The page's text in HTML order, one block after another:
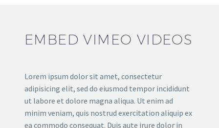
EMBED VIMEO VIDEOS
Lorem ipsum dolor sit amet, consectetur
adipisicing elit, sed do eiusmod tempor incididunt
ut labore et dolore magna aliqua. Ut enim ad
minim veniam, quis nostrud exercitation aliquip ex
ea commodo consequat. Duis aute irure dolor in